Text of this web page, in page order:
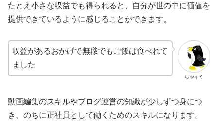
たとえ小さな収益でも得られると、自分が世の中に価値を
提供できているように感じることができます。
ちゃすく
収益があるおかげで無職でもご飯は食べれて
ました
動画編集のスキルやブログ運営の知識が少しずつ身につ
き、のちに正社員として働くためのスキルになります。